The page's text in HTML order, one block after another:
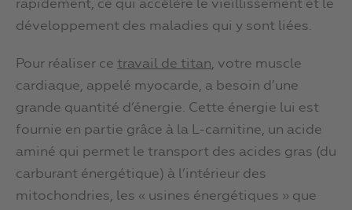
rapidement, ce qui accélère le vieillissement et le
développement des maladies qui y sont liées.
Pour réaliser ce travail de titan, votre muscle
cardiaque, appelé myocarde, a besoin d’une
grande quantité d’énergie. Cette énergie lui est
fournie en partie grâce à la L-carnitine, un acide
aminé qui permet le transport des acides gras (du
carburant énergétique) à l’intérieur des
mitochondries, les « usines énergétiques » que